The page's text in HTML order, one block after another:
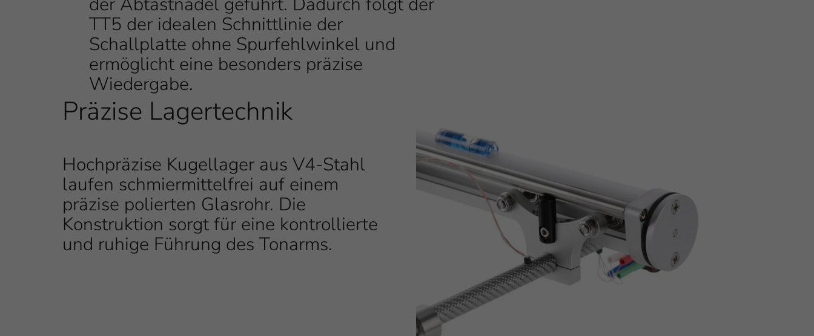
TT5 der idealen Schnittlinie der
Schallplatte ohne Spurfehlwinkel und
ermöglicht eine besonders präzise
Wiedergabe.
Präzise Lagertechnik
Hochpräzise Kugellager aus V4-Stahl
laufen schmiermittelfrei auf einem
präzise polierten Glasrohr. Die
Konstruktion sorgt für eine kontrollierte
und ruhige Führung des Tonarms.